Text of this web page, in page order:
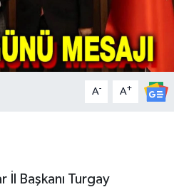
A- A+
İl Başkanı Turgay